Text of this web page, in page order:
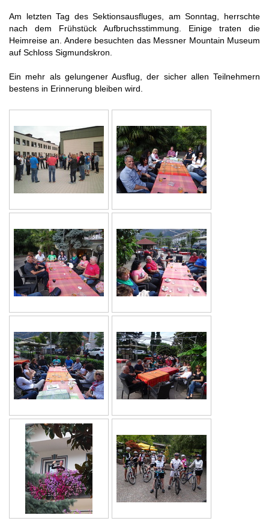
Am letzten Tag des Sektionsausfluges,
am Sonntag, herrschte
nach dem Frühstück Aufbruchsstimmung. Einige traten die
Heimreise an. Andere besuchten das Messner Mountain Museum
auf Schloss Sigmundskron.
Ein mehr als gelungener Ausflug, der sicher allen Teilnehmern
bestens in Erinnerung bleiben wird.